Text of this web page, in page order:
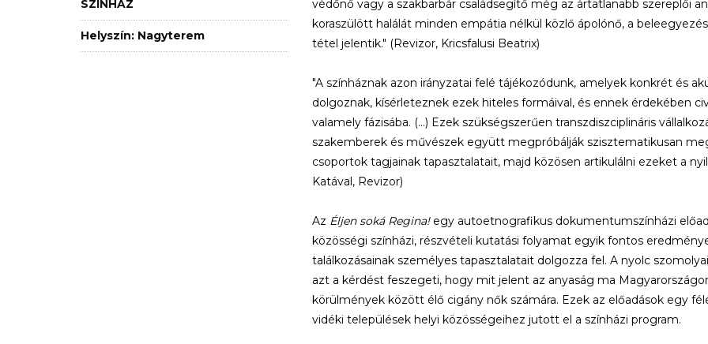
SZÍNHÁZ
Helyszín: Nagyterem
védőnő vagy a szakbarbár családsegítő még az ártatlanabb szereplői
koraszülött halálát minden empátia nélkül közlő ápolónő, a
tétel jelentik." (Revizor, Kricsfalusi Beatrix)
"A színháznak azon irányzatai felé tájékozódunk, amelyek konkrét és
dolgoznak, kísérleteznek ezek hiteles formáival, és ennek érdekében
valamely fázisába. (…) Ezek szükségszerűen transzdiszciplináris
szakemberek és művészek együtt megpróbálják szisztematikusan
csoportok tagjainak tapasztalatait, majd közösen artikulálni ezeket a
Katával, Revizor)
Az Éljen soká Regina!egy autoetnografikus dokumentumszínházi
közösségi színházi, részvételi kutatási folyamat egyik fontos
találkozásainak személyes tapasztalatait dolgozza fel. A nyolc
azt a kérdést feszegeti, hogy mit jelent az anyaság ma
körülmények között élő cigány nők számára. Ezek az előadások egy
vidéki települések helyi közösségeihez jutott el a színházi program.